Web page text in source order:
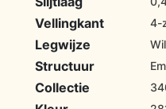
Vellingkant 4-
Legwijze
Structuur
Collectie